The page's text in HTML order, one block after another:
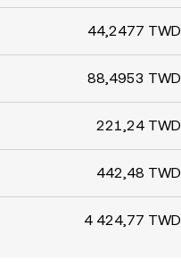
44,2477 TWD
88,4953 TWD
221,24 TWD
442,48 TWD
4 424,77 TWD